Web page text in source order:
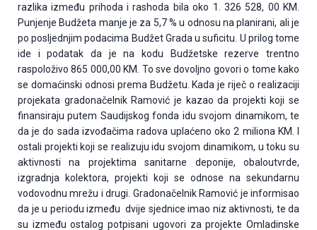
razlika između prihoda i rashoda bila oko 1. 326 528, 00 KM.
Punjenje Budžeta manje je za 5,7 % u odnosu na planirani, ali je
po posljednjim podacima Budžet Grada u suficitu. U prilog tome
ide i podatak da je na kodu Budžetske rezerve trentno
raspoloživo 865 000,00 KM. To sve dovoljno govori o tome kako
se domaćinski odnosi prema Budžetu. Kada je riječ o realizaciji
projekata gradonačelnik Ramović je kazao da projekti koji se
finansiraju putem Saudijskog fonda idu svojom dinamikom, te
da je do sada izvođačima radova uplaćeno oko 2 miliona KM. I
ostali projekti koji se realizuju idu svojom dinamikom, u toku su
aktivnosti na projektima sanitarne deponije, obaloutvrde,
izgradnja kolektora, projekti koji se odnose na sekundarnu
vodovodnu mrežu i drugi. Gradonačelnik Ramović je informisao
da je u periodu između dvije sjednice imao niz aktivnosti, te da
su između ostalog potpisani ugovori za projekte Omladinske